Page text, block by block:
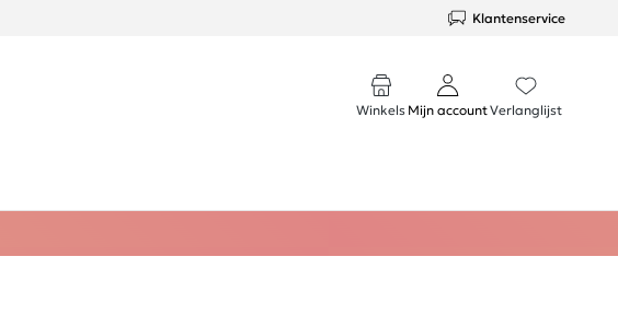
Klantenservice
Winkels Mijn accountVerlanglijst